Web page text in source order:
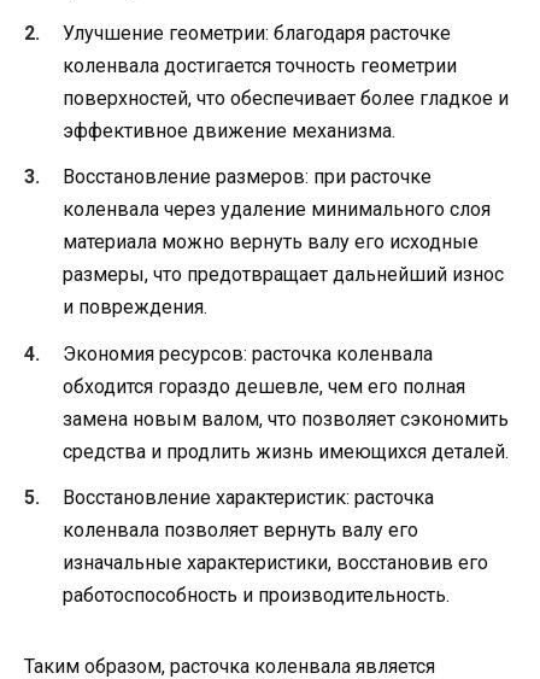
Улучшение геометрии: благодаря расточке
коленвала достигается точность геометрии
поверхностей, что обеспечивает более гладкое и
эффективное движение механизма.
Восстановление размеров: при расточке
коленвала через удаление минимального слоя
материала можно вернуть валу его исходные
размеры, что предотвращает дальнейший износ
и повреждения.
Экономия ресурсов: расточка коленвала
обходится гораздо дешевле, чем его полная
замена новым валом, что позволяет сэкономить
средства и продлить жизнь имеющихся деталей.
Восстановление характеристик: расточка
коленвала позволяет вернуть валу его
изначальные характеристики, восстановив его
работоспособность и производительность.
Таким образом, расточка коленвала является